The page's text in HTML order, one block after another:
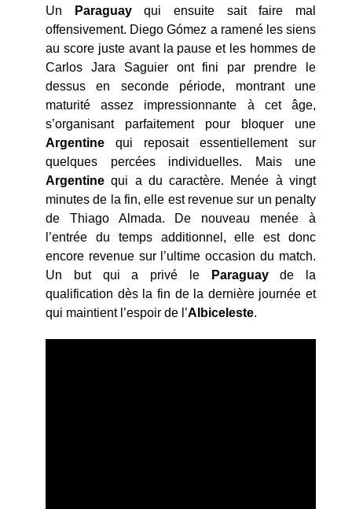
Un
Paraguayqui ensuite sait faire mal
offensivement. Diego Gómez a ramené les siens
au score juste avant la pause et les hommes de
Carlos Jara Saguier ont fini par prendre le
dessus en seconde période, montrant une
maturité assez impressionnante à cet âge,
s’organisant parfaitement pour bloquer une
Argentine qui reposait essentiellement sur
quelques percées individuelles. Mais une
Argentine qui a du caractère. Menée à vingt
minutes de la fin, elle est revenue sur un penalty
de Thiago Almada. De nouveau menée à
l’entrée du temps additionnel, elle est donc
encore revenue sur l’ultime occasion du match.
Un but qui a privé le
Paraguayde la
qualification dès la fin de la dernière journée et
qui maintient l’espoir de l’Albiceleste.